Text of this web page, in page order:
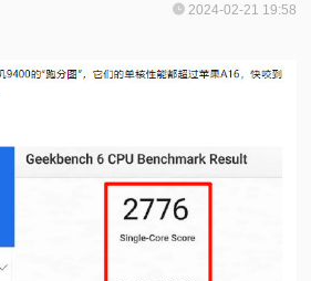
2024-02-21 19:58